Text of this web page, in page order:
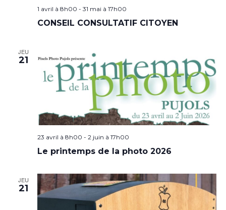
1 avril à 8h00 - 31 mai à 17h00
CONSEIL CONSULTATIF CITOYEN
JEU
21
23 avril à 8h00 - 2 juin à 17h00
Le printemps de la photo 2026
JEU
21